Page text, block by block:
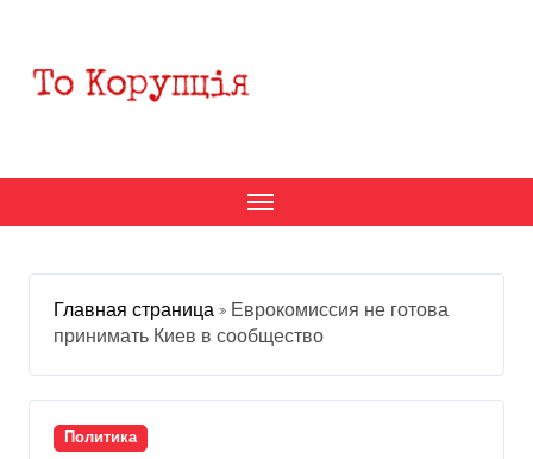
содержанию
Главная страница » Еврокомиссия не готова
принимать Киев в сообщество
Политика